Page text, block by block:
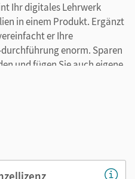
Ihr digitales Lehrwerk
in einem Produkt. Ergänzt
er Ihre
enorm. Sparen
und fügen Sie auch eigene
Sie Ihre individuelle
mit seitengenauer